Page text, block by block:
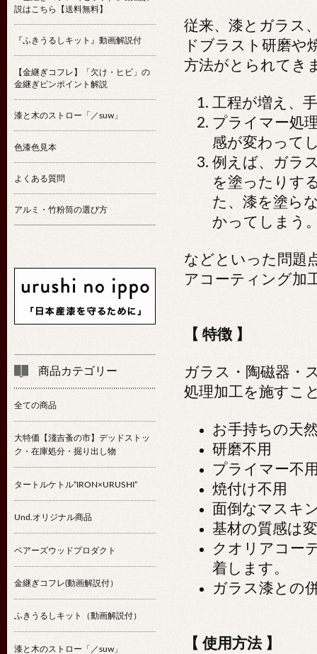
従来、漆とガラス
ドブラスト研磨や
方法がとられてき
工程が増え、
プライマー処
感が変わって
例えば、ガラ
を塗ったりす
た、漆を塗ら
かってしまう
などといった問題
アコーティング加
【 特徴 】
ガラス・陶磁器・
処理加工を施すこ
お手持ちの天
研磨不用
プライマー不
焼付け不用
面倒なマスキ
基材の質感は
クオリアコー
着します。
ガラス漆との
【 使用方法 】
説はこちら【送料無料】
『ふきうるしキット』動画解説付
【金継ぎコフレ】「欠け・ヒビ」の
金継ぎピンポイント解説
漆と木のストロー「／suw」
色漆色見本
よくある質問
アルミ・竹粉筒の選び方
商品カテゴリー
全ての商品
大特価【淺吉蚤の市】デッドストッ
ク・在庫処分・掘り出し物
タートルケトル“IRON×URUSHI”
Und.オリジナル商品
ベアーズウッドプロダクト
金継ぎコフレ(動画解説付）
ふきうるしキット（動画解説付）
漆と木のストロー「／suw」